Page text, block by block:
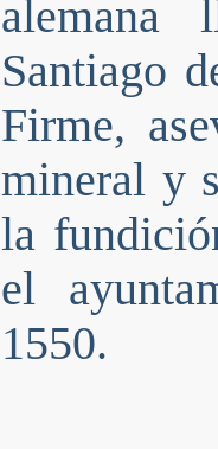
alemana
Santiago
Firme,
mineral y
la
el
1550.